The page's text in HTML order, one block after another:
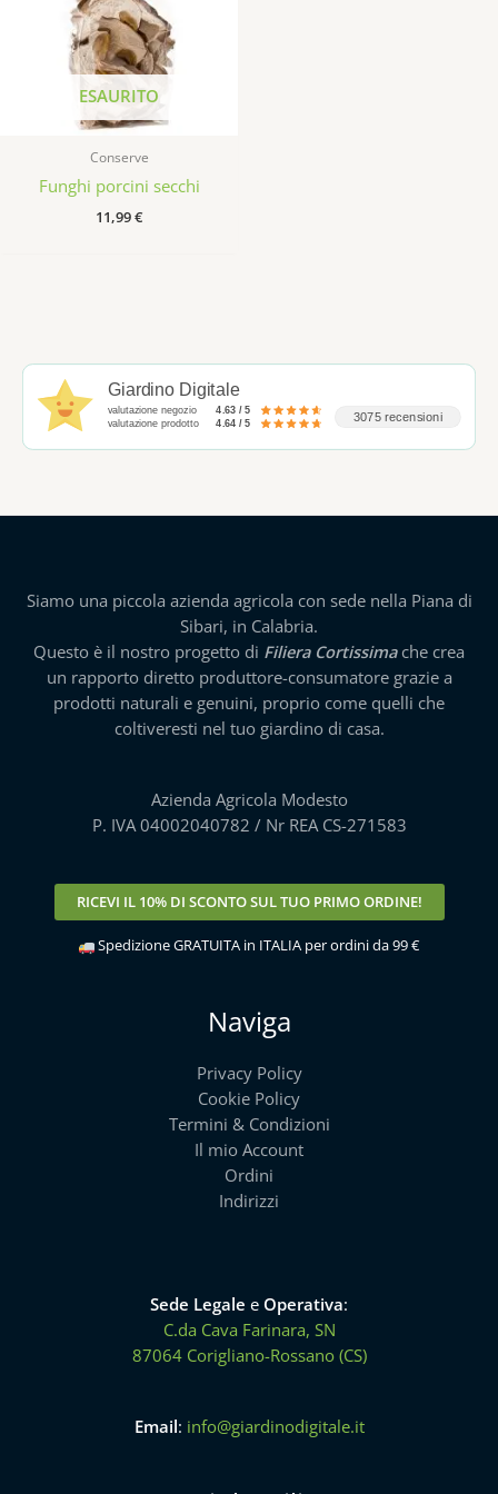
ESAURITO
Conserve
Funghi porcini secchi
11,99€
Giardino Digitale
valutazione negozio
4.63 / 5
valutazione prodotto
4.64 / 5 3075 recensioni
Siamo una piccola azienda agricola con sede nella Piana di
Sibari, in Calabria.
Questo è il nostro progetto di Filiera Cortissimache crea
un rapporto diretto produttore-consumatore grazie a
prodotti naturali e genuini, proprio come quelli che
coltiveresti nel tuo giardino di casa.
Azienda Agricola Modesto
P. IVA 04002040782 / Nr REA CS-271583
RICEVI IL 10% DI SCONTOSUL TUO PRIMO ORDINE!
Spedizione GRATUITA in ITALIA per ordini da 99 €
Naviga
Privacy Policy
Cookie Policy
Termini & Condizioni
Il mio Account
Ordini
Indirizzi
Sede Legale e Operativa:
C.da Cava Farinara, SN
87064 Corigliano-Rossano (CS)
Email: info@giardinodigitale.it